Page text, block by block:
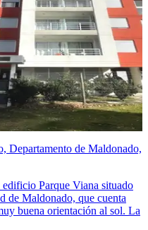
Departamento de Maldonado,
edificio Parque Viana situado
de Maldonado, que cuenta
buena orientación al sol. La